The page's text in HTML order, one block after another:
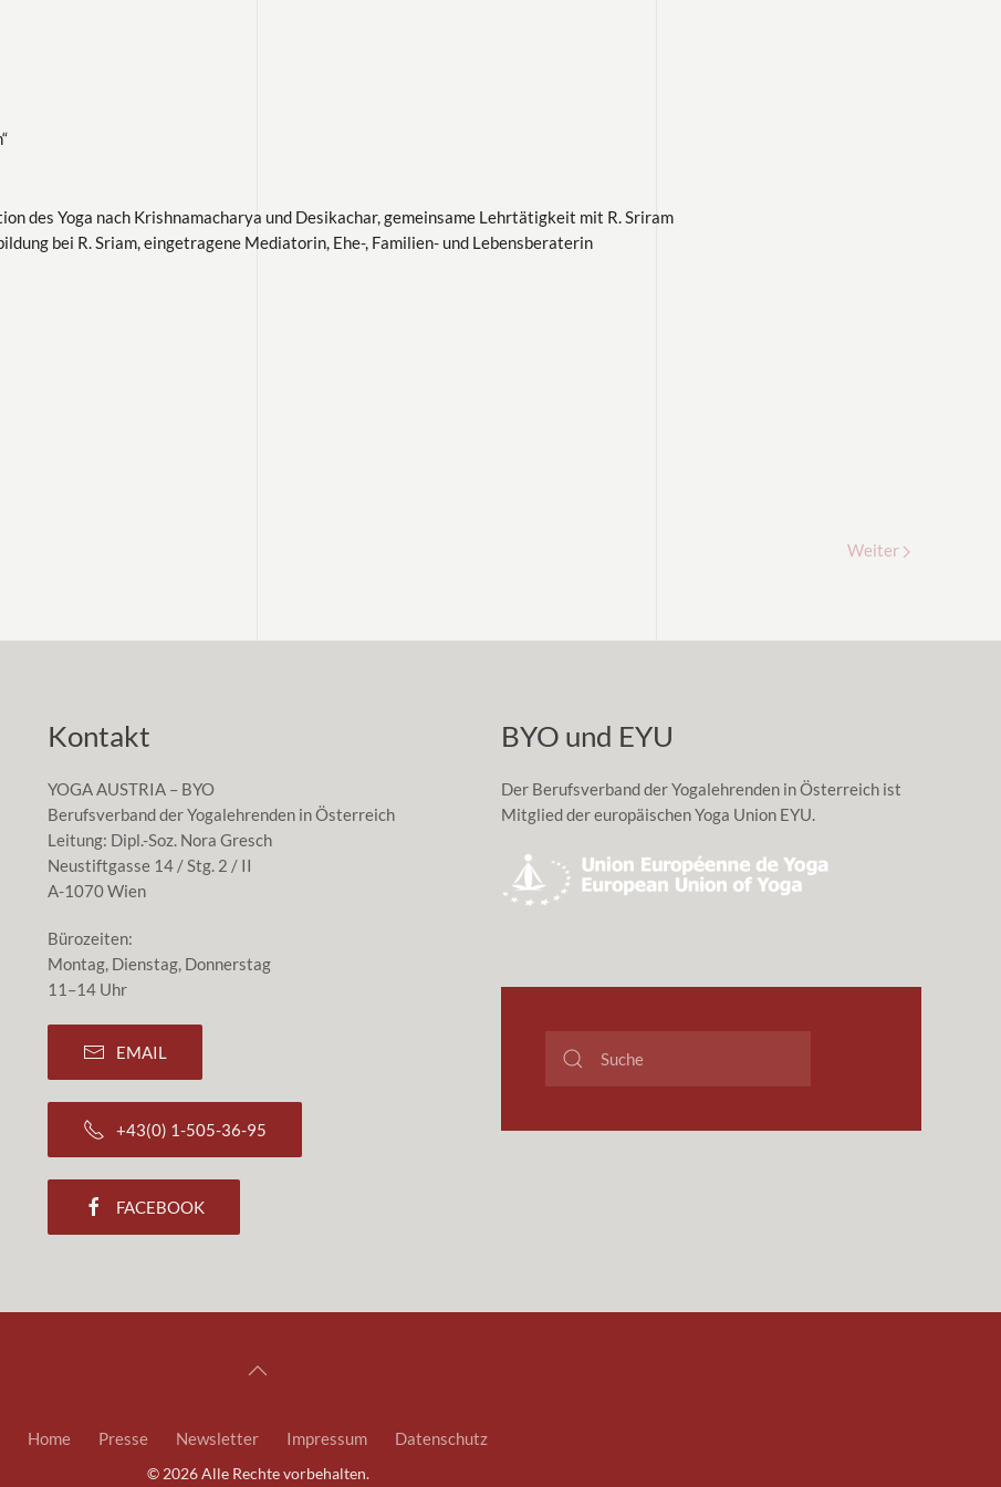
des Yoga nach Krishnamacharya und Desikachar, gemeinsame Lehrtätigkeit mit R. Sriram
bei R. Sriam, eingetragene Mediatorin, Ehe-, Familien- und Lebensberaterin
Weiter
Kontakt
YOGA AUSTRIA – BYO
Berufsverband der Yogalehrenden in Österreich
Leitung: Dipl.-Soz. Nora Gresch
Neustiftgasse 14 / Stg. 2 / II
A-1070 Wien
Bürozeiten:
Montag, Dienstag, Donnerstag
11–14 Uhr
EMAIL
+43(0) 1-505-36-95
FACEBOOK
BYO und EYU
Der Berufsverband der Yogalehrenden in Österreich ist
Mitglied der europäischen Yoga Union EYU.
Home Presse Newsletter Impressum Datenschutz
© 2026Alle Rechte vorbehalten.